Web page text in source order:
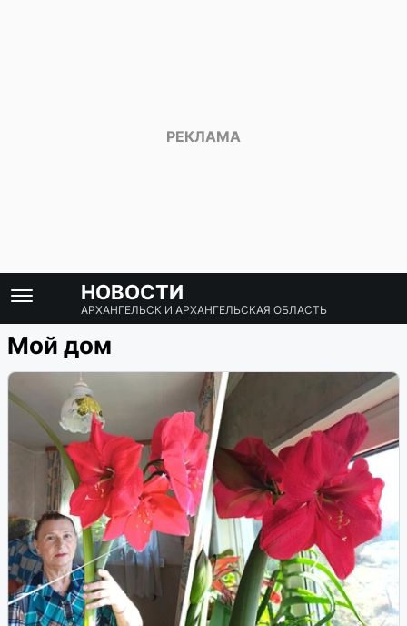
НОВОСТИ
АРХАНГЕЛЬСК И АРХАНГЕЛЬСКАЯ ОБЛАСТЬ
Мой дом